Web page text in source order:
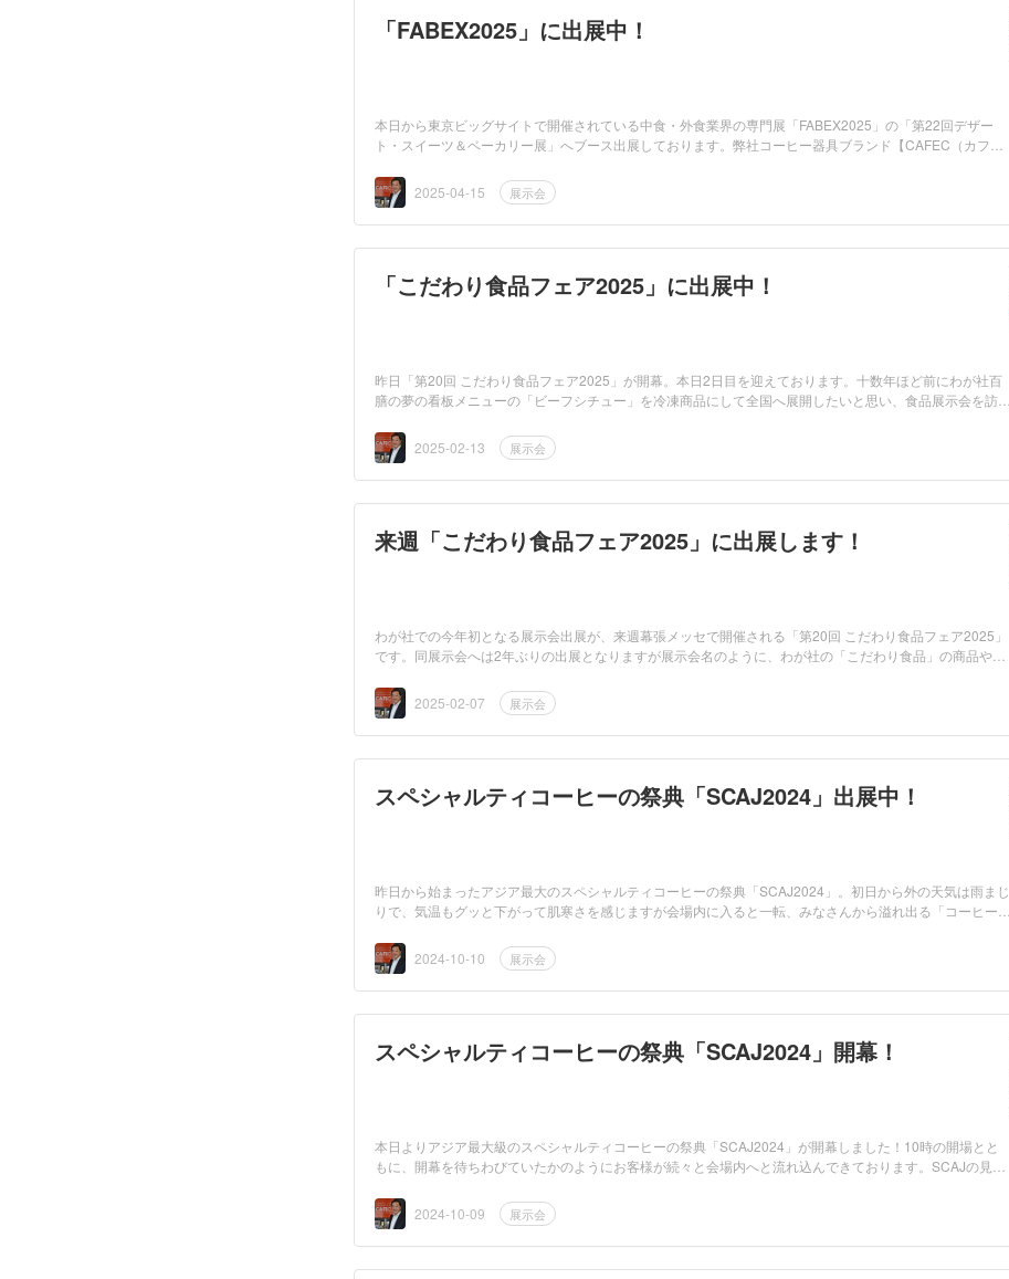
「FABEX2025」に出展中！
本日から東京ビッグサイトで開催されている中食・外食業界の専門展「FABEX2025」の「第22回デザー
ト・スイーツ＆ベーカリー展」へブース出展しております。弊社コーヒー器具ブランド【CAFEC（カフェ
2025-04-15
展示会
「こだわり食品フェア2025」に出展中！
昨日「第20回 こだわり食品フェア2025」が開幕。本日2日目を迎えております。十数年ほど前にわが社百
膳の夢の看板メニューの「ビーフシチュー」を冷凍商品にして全国へ展開したいと思い、食品展示会を訪れ
2025-02-13
展示会
来週「こだわり食品フェア2025」に出展します！
わが社での今年初となる展示会出展が、来週幕張メッセで開催される「第20回 こだわり食品フェア2025」
です。同展示会へは2年ぶりの出展となりますが展示会名のように、わが社の「こだわり食品」の商品や製
2025-02-07
展示会
スペシャルティコーヒーの祭典「SCAJ2024」出展中！
昨日から始まったアジア最大のスペシャルティコーヒーの祭典「SCAJ2024」。初日から外の天気は雨まじ
りで、気温もグッと下がって肌寒さを感じますが会場内に入ると一転、みなさんから溢れ出る「コーヒー
2024-10-10
展示会
スペシャルティコーヒーの祭典「SCAJ2024」開幕！
本日よりアジア最大級のスペシャルティコーヒーの祭典「SCAJ2024」が開幕しました！10時の開場とと
もに、開幕を待ちわびていたかのようにお客様が続々と会場内へと流れ込んできております。SCAJの見ど
2024-10-09
展示会